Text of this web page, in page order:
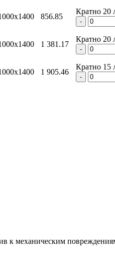
856.85
Кратно 20
-
1 381.17
Кратно 20
-
1 905.46
Кратно 15
-
к механическим